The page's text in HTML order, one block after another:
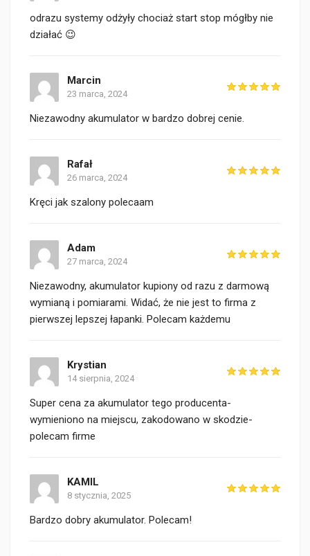
odrazu systemy odżyły chociaż start stop mógłby nie
działać 😉
Marcin
23 marca, 2024
Niezawodny akumulator w bardzo dobrej cenie.
Rafał
26 marca, 2024
Kręci jak szalony polecaam
Adam
27 marca, 2024
Niezawodny, akumulator kupiony od razu z darmową
wymianą i pomiarami. Widać, że nie jest to firma z
pierwszej lepszej łapanki. Polecam każdemu
Krystian
14 sierpnia, 2024
Super cena za akumulator tego producenta-
wymieniono na miejscu, zakodowano w skodzie-
polecam firme
KAMIL
8 stycznia, 2025
Bardzo dobry akumulator. Polecam!